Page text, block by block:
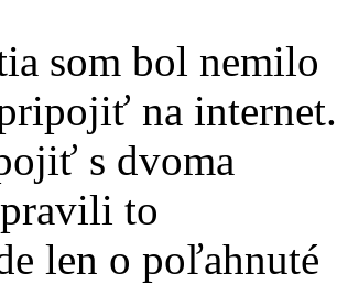
som bol nemilo
na internet.
s dvoma
to
len o poľahnuté